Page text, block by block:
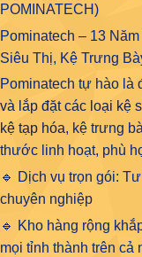
POMINATECH)
Pominatech – 13
Siêu Thị, Kệ Trưng
Pominatech tự hào là
và lắp đặt các loại kệ
kệ tạp hóa, kệ trưng
thước linh hoạt, phù
🔹 Dịch vụ trọn gói:
chuyên nghiệp
🔹 Kho hàng rộng
mọi tỉnh thành trên cả